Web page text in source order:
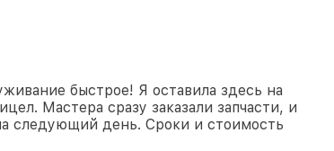
быстрое! Я оставила здесь на
Мастера сразу заказали запчасти, и
следующий день. Сроки и стоимость